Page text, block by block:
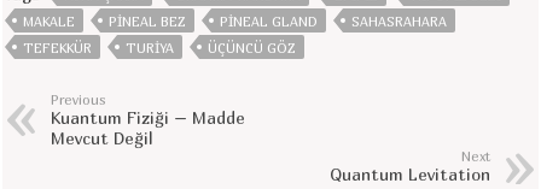
MAKALE
PINEAL BEZ PINEAL GLAND
SAHASRAHARA
TEFEKKÜR
TURIYA ÜÇÜNCÜ GÖZ
Previous
Kuantum Fiziği – Madde
Mevcut Değil
Next
Quantum Levitation